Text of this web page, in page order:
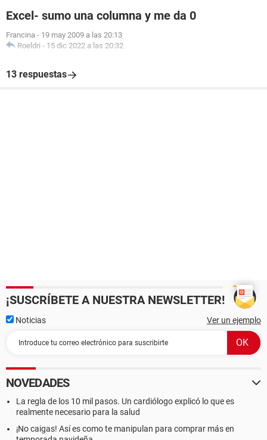
Excel- sumo una columna y me da 0
Francina - 19 may 2009 a las 20:13
Roeldri - 15 dic 2022 a las 20:32
13 respuestas
¡SUSCRÍBETE A NUESTRA NEWSLETTER!
Noticias Ver un ejemplo
NOVEDADES
La regla de los 10 mil pasos. Un cardiólogo explicó lo que es
realmente necesario para la salud
¡No caigas! Así es como te manipulan para comprar más en